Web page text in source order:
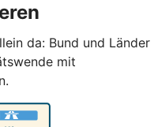
da: Bund und Länder
mit